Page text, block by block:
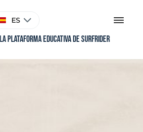
ES
la plataforma educativa de Surfrider